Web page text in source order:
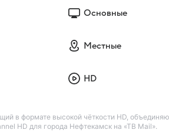
Основные
Местные
HD
в формате высокой чёткости HD,
HD для города Нефтекамск на «ТВ Mail».